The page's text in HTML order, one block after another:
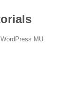
MU